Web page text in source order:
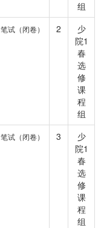
组
笔试（闭卷） 2
少
院1
春
选
修
课
程
组
笔试（闭卷） 3
少
院1
春
选
修
课
程
组